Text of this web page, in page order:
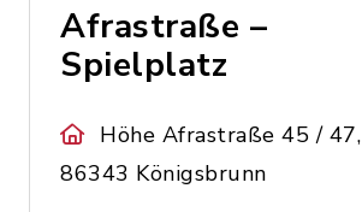
Afrastraße –
Spielplatz
Höhe Afrastraße 45 / 47,
86343 Königsbrunn